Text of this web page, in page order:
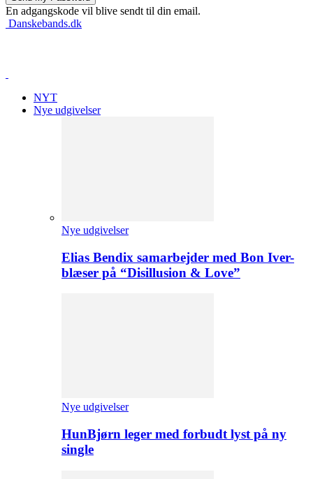
En adgangskode vil blive sendt til din email.
Danskebands.dk
NYT
Nye udgivelser
Nye udgivelser
Elias Bendix samarbejder med Bon Iver-
blæser på “Disillusion & Love”
Nye udgivelser
HunBjørn leger med forbudt lyst på ny
single